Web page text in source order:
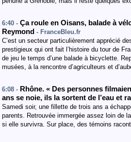
6:40 - Ça roule en Oisans, balade à
Reymond - FranceBleu.fr
C’est un secteur particulièrement apprécié
prestigieux qui ont fait l’histoire du tour de
de jeu le temps d’une balade à bicyclette.
musées, à la rencontre d’agriculteurs et
6:08 - Rhône. « Des personnes
ans se noie, ils la sortent de l’eau et
Samedi soir, une fillette de trois ans a
parents. Retrouvée immergée assez loin de
si elle survivra. Sur place, des témoins